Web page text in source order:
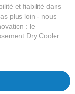
et fiabilité dans
plus loin - nous
: le
Dry Cooler.